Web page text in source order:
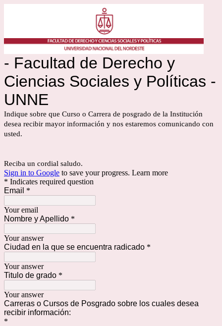
- Facultad de Derecho y
Ciencias Sociales y Políticas -
UNNE
Indique sobre que Curso o Carrera de posgrado de la Institución
desea recibir mayor información y nos estaremos comunicando con
usted.
Reciba un cordial saludo.
Sign in to Google to save your progress. Learn more
* Indicates required question
Email *
Your email
Nombre y Apellido *
Your answer
Ciudad en la que se encuentra radicado *
Your answer
Titulo de grado *
Your answer
Carreras o Cursos de Posgrado sobre los cuales desea
recibir información:
*